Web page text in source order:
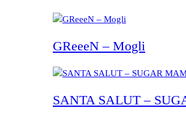
GReeeN – Mogli
SANTA SALUT –